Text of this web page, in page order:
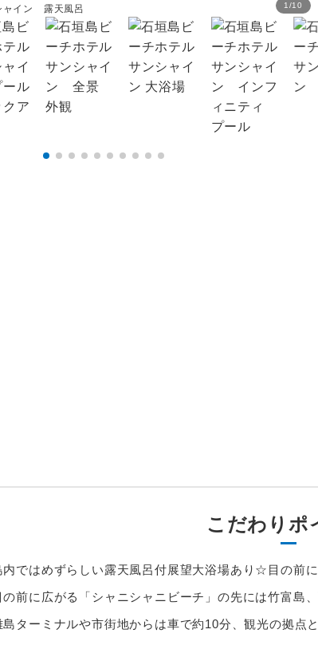
1 /10
ャイン 露天風呂
こだわりポ
内ではめずらしい露天風呂付展望大浴場あり☆目の前
の前に広がる「シャニシャニビーチ」の先には竹富島
島ターミナルや市街地からは車で約10分、観光の拠点